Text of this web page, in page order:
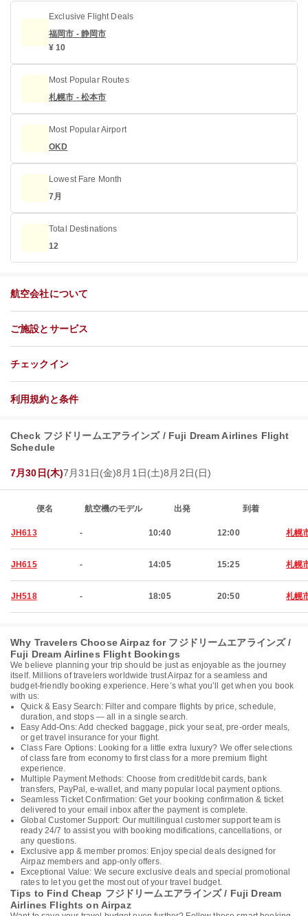
Exclusive Flight Deals
福岡市 - 静岡市
¥ 10
Most Popular Routes
札幌市 - 松本市
Most Popular Airport
OKD
Lowest Fare Month
7月
Total Destinations
12
航空会社について
ご施設とサービス
チェックイン
利用規約と条件
Check フジドリームエアラインズ / Fuji Dream Airlines Flight
Schedule
7月30日(木)7月31日(金)8月1日(土)8月2日(日)
便名 航空機のモデル 出発 到着
JH613 - 10:40 12:00 札幌
JH615 - 14:05 15:25 札幌
JH518 - 18:05 20:50 札幌
Why Travelers Choose Airpaz for フジドリームエアラインズ /
Fuji Dream Airlines Flight Bookings
We believe planning your trip should be just as enjoyable as the journey
itself. Millions of travelers worldwide trust Airpaz for a seamless and
budget-friendly booking experience. Here’s what you’ll get when you book
with us:
Quick & Easy Search: Filter and compare flights by price, schedule,
duration, and stops — all in a single search.
Easy Add-Ons: Add checked baggage, pick your seat, pre-order meals,
or get travel insurance for your flight.
Class Fare Options: Looking for a little extra luxury? We offer selections
of class fare from economy to first class for a more premium flight
experience.
Multiple Payment Methods: Choose from credit/debit cards, bank
transfers, PayPal, e-wallet, and many popular local payment options.
Seamless Ticket Confirmation: Get your booking confirmation & ticket
delivered to your email inbox after the payment is complete.
Global Customer Support: Our multilingual customer support team is
ready 24/7 to assist you with booking modifications, cancellations, or
any questions.
Exclusive app & member promos: Enjoy special deals designed for
Airpaz members and app-only offers.
Exceptional Value: We secure exclusive deals and special promotional
rates to let you get the most out of your travel budget.
Tips to Find Cheap フジドリームエアラインズ / Fuji Dream
Airlines Flights on Airpaz